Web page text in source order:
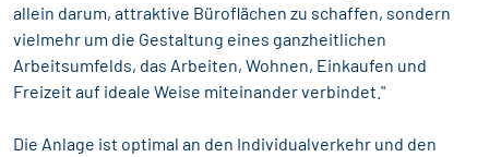
allein darum, attraktive Büroflächen zu schaffen, sondern
vielmehr um die Gestaltung eines ganzheitlichen
Arbeitsumfelds, das Arbeiten, Wohnen, Einkaufen und
Freizeit auf ideale Weise miteinander verbindet."
Die Anlage ist optimal an den Individualverkehr und den